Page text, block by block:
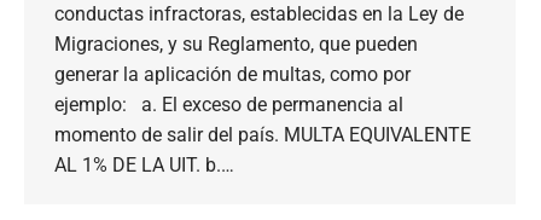
conductas infractoras, establecidas en la Ley de
Migraciones, y su Reglamento, que pueden
generar la aplicación de multas, como por
ejemplo: a. El exceso de permanencia al
momento de salir del país. MULTA EQUIVALENTE
AL 1% DE LA UIT. b.…